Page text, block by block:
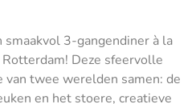
smaakvol 3-gangendiner à la
Deze sfeervolle
twee werelden samen: de
en het stoere, creatieve